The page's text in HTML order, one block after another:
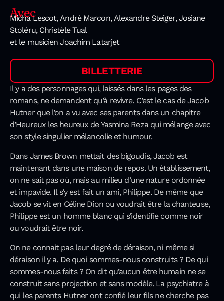
Avec
Micha Lescot, André Marcon, Alexandre Steiger, Josiane
Stoléru, Christèle Tual
et le musicien Joachim Latarjet
BILLETTERIE
Il y a des personnages qui, laissés dans les pages des
romans, ne demandent qu’à revivre. C’est le cas de Jacob
Hutner que l’on a vu avec ses parents dans un chapitre
d’Heureux les heureux de Yasmina Reza qui mélange avec
son style singulier mélancolie et humour.
Dans James Brown mettait des bigoudis, Jacob est
maintenant dans une maison de repos. Un établissement,
on ne sait pas où, mais au milieu d’une nature ordonnée
et impavide. Il s’y est fait un ami, Philippe. De même que
Jacob se vit en Céline Dion ou voudrait être la chanteuse,
Philippe est un homme blanc qui s’identifie comme noir
ou voudrait être noir.
On ne connait pas leur degré de déraison, ni même si
déraison il y a. De quoi sommes-nous construits ? De qui
sommes-nous faits ? On dit qu’aucun être humain ne se
construit sans projection et sans modèle. La psychiatre à
qui les parents Hutner ont confié leur fils ne cherche pas